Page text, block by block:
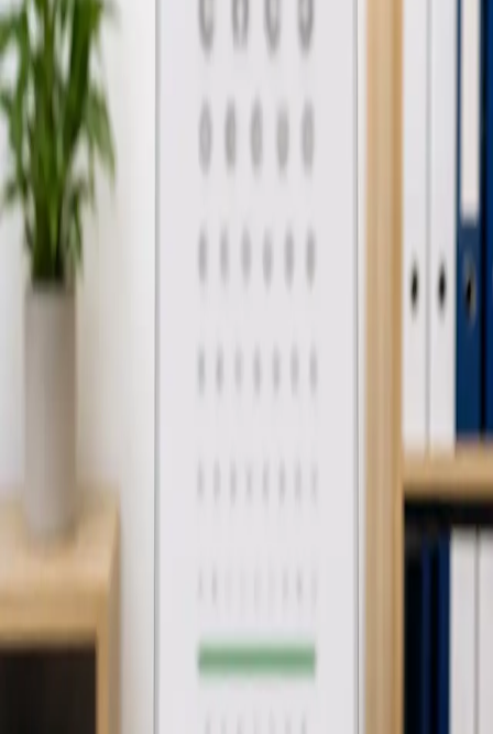
Aflați mai multe
Consultație de Medicină Generală Online în
Portugalia
Rezervă consultație
General
Justificare Medicală de Absență de la Muncă
Evaluare medicală online și eliberarea justificării de absență
de la muncă din cauza bolii. Medic înregistrat la Ordinul
Medicilor, document acceptat de angajatori. Programați-vă
De la
Aflați mai multe
Justificare Medicală de Absență de la Muncă
Revizuirea Tratamentului în Curs
Urmați deja un tratament? Medicii noștri, înregistrați la Ordinul
Medicilor, evaluează afecțiunea dumneavoastră prin